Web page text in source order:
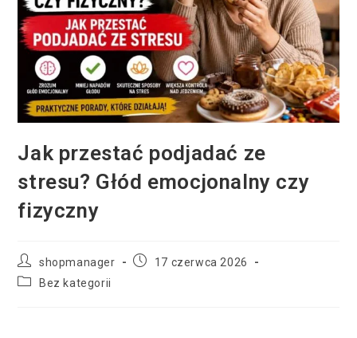
Jak przestać podjadać ze
stresu? Głód emocjonalny czy
fizyczny
shopmanager
17 czerwca 2026
Bez kategorii